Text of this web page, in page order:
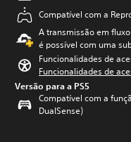
Compatível com a
A transmissão em
é possível com uma
Funcionalidades de
Funcionalidades de
Versão para a PS5
Compatível com a
DualSense)